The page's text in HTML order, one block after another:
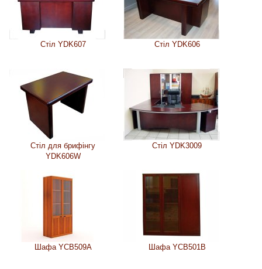
Стіл YDK607 Стіл YDK606
Стіл для брифінгу
YDK606W
Стіл YDK3009
Шафа YCB509A Шафа YCB501B